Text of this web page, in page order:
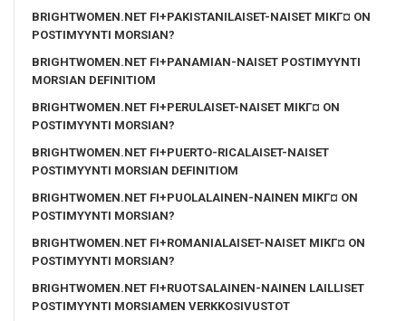
BRIGHTWOMEN.NET FI+PAKISTANILAISET-NAISET MIKГ¤ ON
POSTIMYYNTI MORSIAN?
BRIGHTWOMEN.NET FI+PANAMIAN-NAISET POSTIMYYNTI
MORSIAN DEFINITIOM
BRIGHTWOMEN.NET FI+PERULAISET-NAISET MIKГ¤ ON
POSTIMYYNTI MORSIAN?
BRIGHTWOMEN.NET FI+PUERTO-RICALAISET-NAISET
POSTIMYYNTI MORSIAN DEFINITIOM
BRIGHTWOMEN.NET FI+PUOLALAINEN-NAINEN MIKГ¤ ON
POSTIMYYNTI MORSIAN?
BRIGHTWOMEN.NET FI+ROMANIALAISET-NAISET MIKГ¤ ON
POSTIMYYNTI MORSIAN?
BRIGHTWOMEN.NET FI+RUOTSALAINEN-NAINEN LAILLISET
POSTIMYYNTI MORSIAMEN VERKKOSIVUSTOT